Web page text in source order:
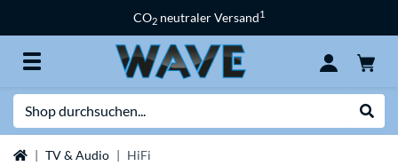
CO2 neutraler Versand1
StartseiteTV & Audio HiFi